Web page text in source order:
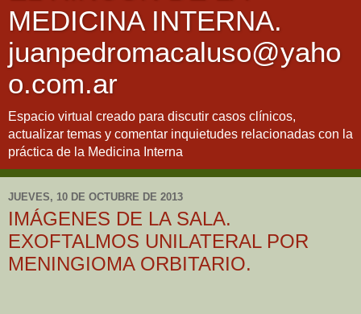
MEDICINA INTERNA.
juanpedromacaluso@yaho
o.com.ar
Espacio virtual creado para discutir casos clínicos,
actualizar temas y comentar inquietudes relacionadas con la
práctica de la Medicina Interna
JUEVES, 10 DE OCTUBRE DE 2013
IMÁGENES DE LA SALA.
EXOFTALMOS UNILATERAL POR
MENINGIOMA ORBITARIO.